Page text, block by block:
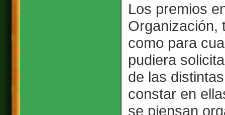
Los premios
Organización,
como para
pudiera
de las
constar en
se piensan